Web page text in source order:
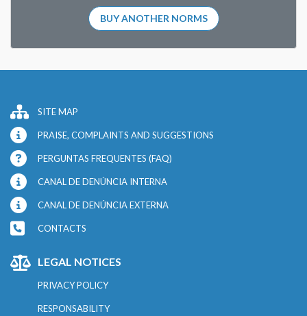
BUY ANOTHER NORMS
SITE MAP
PRAISE, COMPLAINTS AND SUGGESTIONS
PERGUNTAS FREQUENTES (FAQ)
CANAL DE DENÚNCIA INTERNA
CANAL DE DENÚNCIA EXTERNA
CONTACTS
LEGAL NOTICES
PRIVACY POLICY
RESPONSABILITY